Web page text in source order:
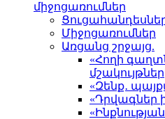
միջոցառումներ
Միջոցառումներ
Առցանց շրջայց.
«Հողի
«Զենք․
«Դրվագներ